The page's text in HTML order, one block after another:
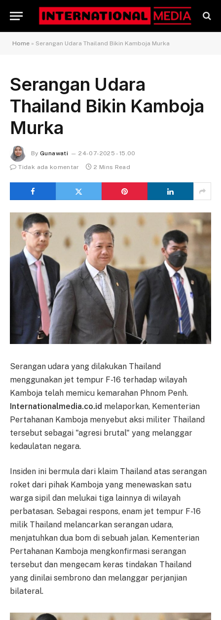
Home » Serangan Udara Thailand Bikin Kamboja Murka
Serangan Udara
Thailand Bikin Kamboja
Murka
By Gunawati
24-07-2025 - 15.00
Tidak ada komentar
2 Mins Read
Serangan udara yang dilakukan Thailand
menggunakan jet tempur F-16 terhadap wilayah
Kamboja telah memicu kemarahan Phnom Penh.
Internationalmedia.co.id melaporkan, Kementerian
Pertahanan Kamboja menyebut aksi militer Thailand
tersebut sebagai "agresi brutal" yang melanggar
kedaulatan negara.
Insiden ini bermula dari klaim Thailand atas serangan
roket dari pihak Kamboja yang menewaskan satu
warga sipil dan melukai tiga lainnya di wilayah
perbatasan. Sebagai respons, enam jet tempur F-16
milik Thailand melancarkan serangan udara,
menjatuhkan dua bom di sebuah jalan. Kementerian
Pertahanan Kamboja mengkonfirmasi serangan
tersebut dan mengecam keras tindakan Thailand
yang dinilai sembrono dan melanggar perjanjian
bilateral.